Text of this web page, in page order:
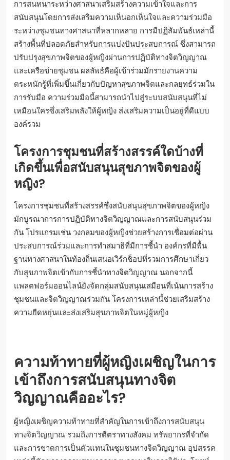
สนองต่อความเครียดเฉพาะที่พวกเขาเผชิญ เสริมสร้างความ
สมดุลทางอารมณ์และความชัดเจน
การสนทนาระหว่างศาสนาเสริมสร้าง
ความเข้าใจและการสนับสนุนได้
อย่างไร?
การสนทนาระหว่างศาสนาเสริมสร้างความเข้าใจและการ
สนับสนุนโดยการส่งเสริมความเห็นอกเห็นใจและความร่วมมือ
ระหว่างชุมชนทางศาสนาที่หลากหลาย การมีปฏิสัมพันธ์เหล่านี้
สร้างพื้นที่ปลอดภัยสำหรับการแบ่งปันประสบการณ์ ซึ่งสามารถ
ปรับปรุงสุขภาพจิตของผู้หญิงผ่านการปฏิบัติทางจิตวิญญาณ
และเครือข่ายชุมชน ผลลัพธ์คือผู้เข้าร่วมมักรายงานความ
ตระหนักรู้ที่เพิ่มขึ้นเกี่ยวกับปัญหาสุขภาพจิตและกลยุทธ์ร่วมใน
การรับมือ ความร่วมมือนี้สามารถนำไปสู่ระบบสนับสนุนที่ไม่
เหมือนใครซึ่งเสริมพลังให้ผู้หญิง ส่งเสริมความเป็นอยู่ที่ดีแบบ
องค์รวม
โครงการชุมชนที่สร้างสรรค์ใดบ้างที่
เกิดขึ้นเพื่อสนับสนุนสุขภาพจิตของผู้
หญิง?
โครงการชุมชนที่สร้างสรรค์ซึ่งสนับสนุนสุขภาพจิตของผู้หญิง
มักบูรณาการการปฏิบัติทางจิตวิญญาณและการสนับสนุนร่วม
ฐานทางศาสนาในท้องถิ่นเสนอเวิร์กช็อปที่รวมการศึกษาเกี่ยว
กับสุขภาพจิตเข้ากับการชี้นำทางจิตวิญญาณ นอกจากนี้
แพลตฟอร์มออนไลน์ยังจัดกลุ่มสนับสนุนเสมือนที่เน้นการสร้าง
ชุมชนและจิตวิญญาณร่วมกัน โครงการเหล่านี้ช่วยเสริมสร้าง
ความยืดหยุ่นและส่งเสริมสุขภาพจิตในหมู่ผู้หญิง